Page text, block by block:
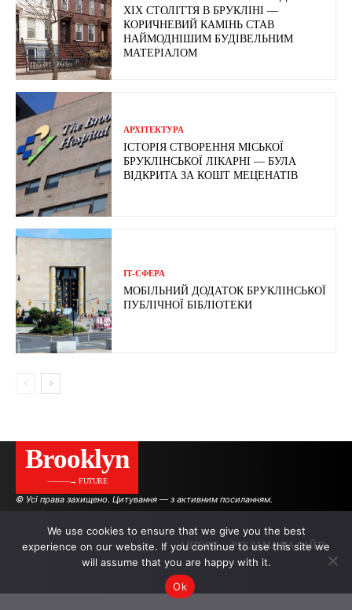
ХІХ СТОЛІТТЯ В БРУКЛІНІ —
КОРИЧНЕВИЙ КАМІНЬ СТАВ
НАЙМОДНІШИМ БУДІВЕЛЬНИМ
МАТЕРІАЛОМ
АРХІТЕКТУРА
ІСТОРІЯ СТВОРЕННЯ МІСЬКОЇ
БРУКЛІНСЬКОЇ ЛІКАРНІ — БУЛА
ВІДКРИТА ЗА КОШТ МЕЦЕНАТІВ
ІТ-СФЕРА
МОБІЛЬНИЙ ДОДАТОК БРУКЛІНСЬКОЇ
ПУБЛІЧНОЇ БІБЛІОТЕКИ
Brooklyn
———→ FUTURE
© Усі права захищено. Цитування — з активним посиланням.
АВТОРИ РЕКЛАМА НА САЙТІ
We use cookies to ensure that we give you the best
experience on our website. If you continue to use this site we
will assume that you are happy with it.
Ok